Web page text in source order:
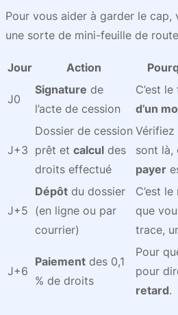
Pour vous aider à garder le
une sorte de mini-feuille de
Jour Action
J0
Signature de
l’acte de cession
C’est
d’un
J+3
Dossier de cession
prêt et calcul des
droits effectué
Vérifiez
sont là,
payer
J+5
Dépôt du dossier
(en ligne ou par
courrier)
C’est
que
trace,
J+6
Paiement des 0,1
% de droits
Pour
pour
retard.